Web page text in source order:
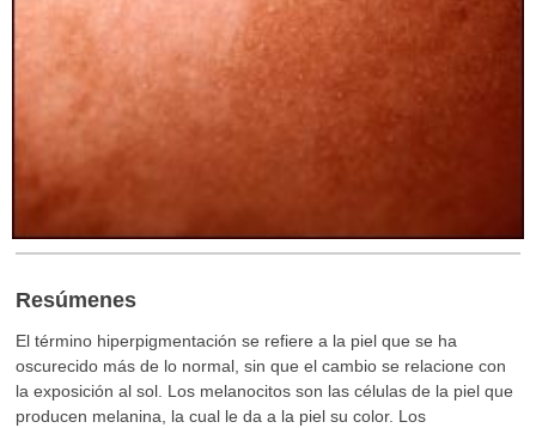
Resúmenes
El término hiperpigmentación se refiere a la piel que se ha
oscurecido más de lo normal, sin que el cambio se relacione con
la exposición al sol. Los melanocitos son las células de la piel que
producen melanina, la cual le da a la piel su color. Los